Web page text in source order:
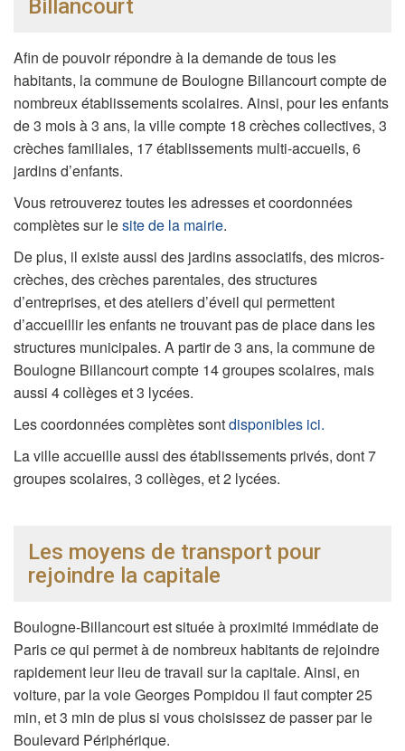
Billancourt
Afin de pouvoir répondre à la demande de tous les
habitants, la commune de Boulogne Billancourt compte de
nombreux établissements scolaires. Ainsi, pour les enfants
de 3 mois à 3 ans, la ville compte 18 crèches collectives, 3
crèches familiales, 17 établissements multi-accueils, 6
jardins d’enfants.
Vous retrouverez toutes les adresses et coordonnées
complètes sur lesite de la mairie.
De plus, il existe aussi des jardins associatifs, des micros-
crèches, des crèches parentales, des structures
d’entreprises, et des ateliers d’éveil qui permettent
d’accueillir les enfants ne trouvant pas de place dans les
structures municipales. A partir de 3 ans, la commune de
Boulogne Billancourt compte 14 groupes scolaires, mais
aussi 4 collèges et 3 lycées.
Les coordonnées complètes sontdisponibles ici.
La ville accueille aussi des établissements privés, dont 7
groupes scolaires, 3 collèges, et 2 lycées.
Les moyens de transport pour
rejoindre la capitale
Boulogne-Billancourt est située à proximité immédiate de
Paris ce qui permet à de nombreux habitants de rejoindre
rapidement leur lieu de travail sur la capitale. Ainsi, en
voiture, par la voie Georges Pompidou il faut compter 25
min, et 3 min de plus si vous choisissez de passer par le
Boulevard Périphérique.